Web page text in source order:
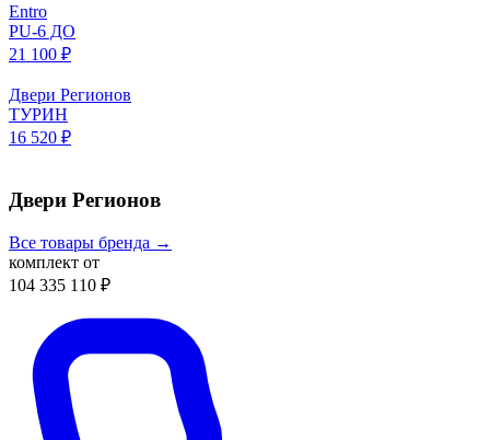
Entro
PU-6 ДО
21 100 ₽
Двери Регионов
ТУРИН
16 520 ₽
Двери Регионов
Все товары бренда →
комплект от
104 335 110 ₽